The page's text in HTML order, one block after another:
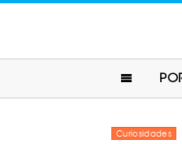
Curiosidades